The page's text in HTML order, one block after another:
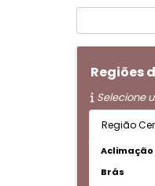
Regiões
Selecione
Região
Aclimação
Brás